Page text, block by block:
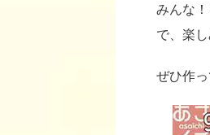
みんな
で、楽し
ぜひ作っ